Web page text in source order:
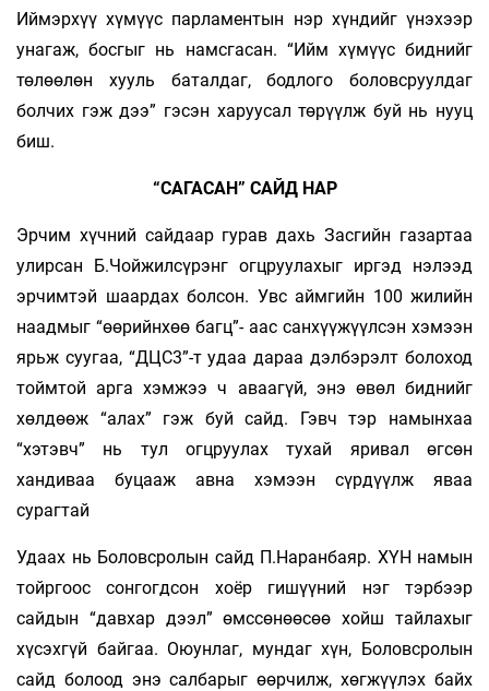
Иймэрхүү хүмүүс парламентын нэр хүндийг үнэхээр
унагаж, босгыг нь намсгасан. “Ийм хүмүүс биднийг
төлөөлөн хууль баталдаг, бодлого боловсруулдаг
болчих гэж дээ” гэсэн харуусал төрүүлж буй нь нууц
биш.
“САГАСАН” САЙД НАР
Эрчим хүчний сайдаар гурав дахь Засгийн газартаа
улирсан Б.Чойжилсүрэнг огцруулахыг иргэд нэлээд
эрчимтэй шаардах болсон. Увс аймгийн 100 жилийн
наадмыг “өөрийнхөө багц”- аас санхүүжүүлсэн хэмээн
ярьж суугаа, “ДЦС3”-т удаа дараа дэлбэрэлт болоход
тоймтой арга хэмжээ ч аваагүй, энэ өвөл биднийг
хөлдөөж “алах” гэж буй сайд. Гэвч тэр намынхаа
“хэтэвч” нь тул огцруулах тухай яривал өгсөн
хандиваа буцааж авна хэмээн сүрдүүлж яваа
сурагтай
Удаах нь Боловсролын сайд П.Наранбаяр. ХҮН намын
тойргоос сонгогдсон хоёр гишүүний нэг тэрбээр
сайдын “давхар дээл” өмссөнөөсөө хойш тайлахыг
хүсэхгүй байгаа. Оюунлаг, мундаг хүн, Боловсролын
сайд болоод энэ салбарыг өөрчилж, хөгжүүлэх байх